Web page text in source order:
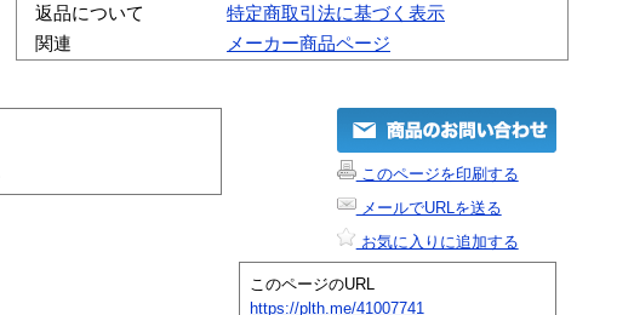
返品について
特定商取引法に基づく表示
関連
メーカー商品ページ
このページを印刷する
メールでURLを送る
お気に入りに追加する
このページのURL
https://plth.me/41007741